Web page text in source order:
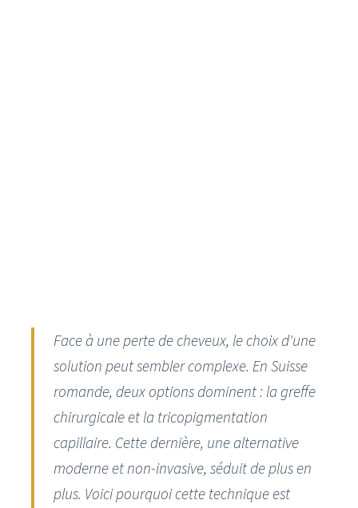
Face à une perte de cheveux, le choix d'une
solution peut sembler complexe. En Suisse
romande, deux options dominent : la greffe
chirurgicale et la tricopigmentation
capillaire. Cette dernière, une alternative
moderne et non-invasive, séduit de plus en
plus. Voici pourquoi cette technique est